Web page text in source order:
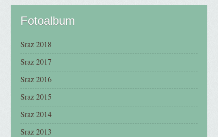
Fotoalbum
Sraz 2018
Sraz 2017
Sraz 2016
Sraz 2015
Sraz 2014
Sraz 2013